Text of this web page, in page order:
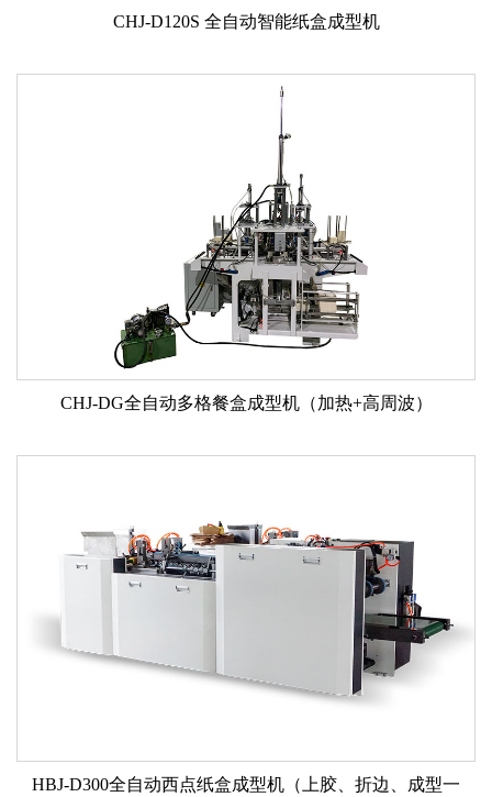
CHJ-D120S 全自动智能纸盒成型机
CHJ-DG全自动多格餐盒成型机（加热+高周波）
HBJ-D300全自动西点纸盒成型机（上胶、折边、成型一